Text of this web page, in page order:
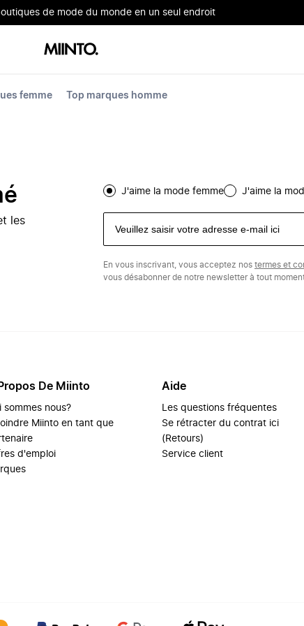
de mode du monde en un seul endroit
femme Top marques homme
les
J'aime la mode femme J'aime la
En vous inscrivant, vous acceptez nos termes et
vous désabonner de notre newsletter à tout
De Miinto
sommes nous?
Miinto en tant que
d'emploi
Aide
Les questions fréquentes
Se rétracter du contrat ici
(Retours)
Service client